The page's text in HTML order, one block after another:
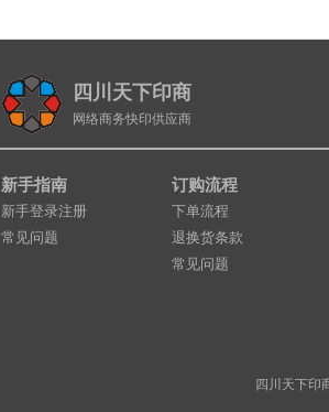
四川天下印商
网络商务快印供应商
新手指南
新手登录注册
常见问题
订购流程
下单流程
退换货条款
常见问题
四川天下印